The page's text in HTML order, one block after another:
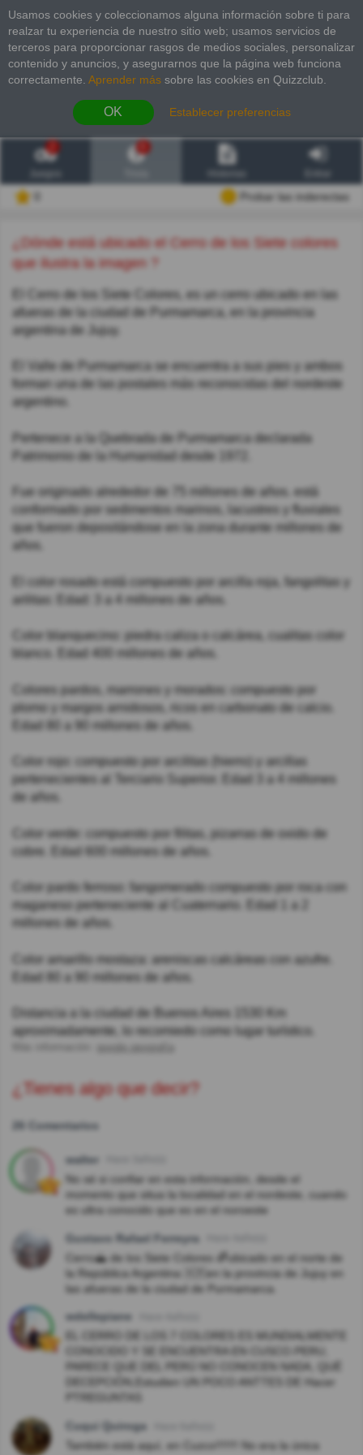
Usamos cookies y coleccionamos alguna información sobre ti para
realzar tu experiencia de nuestro sitio web; usamos servicios de
terceros para proporcionar rasgos de medios sociales, personalizar
contenido y anuncios, y asegurarnos que la página web funciona
correctamente. Aprender más sobre las cookies en Quizzclub.
OK Establecer preferencias
2
Probar las inderectas
¿Dónde está ubicado el Cerro de los Siete colores
que ilustra la imagen ?
El Cerro de los Siete Colores, es un cerro ubicado en las
afueras de la ciudad de Purmamarca, en la provincia
argentina de Jujuy.
El Valle de Purmamarca se encuentra a sus pies y ambos
forman una de las postales más reconocidas del nordeste
argentino.
Pertenece a la Quebrada de Purmamarca declarada
Patrimonio de la Humanidad desde 1972.
Fue originado alrededor de 75 millones de años. está
conformado por sedimentos marinos, lacustres y fluviales
que fueron depositándose en la zona durante millones de
años.
El color rosado está compuesto por arcilla roja, fangolitas y
arilitas: Edad: 3 a 4 millones de años.
Color blanquecino: piedra caliza o calcárea, cualitas color
blanco. Edad 400 millones de años.
Colores pardos, marrones y morados: compuesto por
plomo y margos arnidosos, ricos en carbonato de calcio.
Edad 80 a 90 millones de años.
Color rojo: compuesto por arcilitas (hierro) y arcillas
pertenecientes al Terciario Superior. Edad 3 a 4 millones
de años.
Color verde: compuesto por filitas, pizarras de oxido de
cobre. Edad 600 millones de años.
Color pardo ferroso: fangomerado compuesto por roca con
maganeso perteneciente al Cuaternario. Edad 1 a 2
millones de años.
Color amarillo mostaza: areniscas calcáreas con azufre.
Edad 80 a 90 millones de años.
Distancia a la ciudad de Buenos Aires 1530 Km
aproximadamente, lo recomiedo como lugar turístico.
¿Tienes algo que decir?
26 Comentarios
walter
No sé si confiar en esta información, desde el
momento que situa la localidad en el nordeste, cuando
es ultra conocido que es en el noroeste
Gustavo Rafael Ferreyra
Cerro⛰️ de los Siete Colores 🌈ubicado en el norte de
la República Argentina 🇦🇷en la provincia de Jujuy en
las afueras de la ciudad de Purmamarca.
wdellepiane
EL CERRO DE LOS 7 COLORES ES MUNDIALMENTE
CONOCIDO Y SE ENCUENTRA EN CUSCO.PERU,
PARECE QUE DEL PERÚ NO CONOCEN NADA, QUÉ
DECEPCIÓN,Estudien UN POCO ANTTES DE Hacer
Cuqui Quiroga
También está aquí, en Cuzco!!!!!!! No era la única